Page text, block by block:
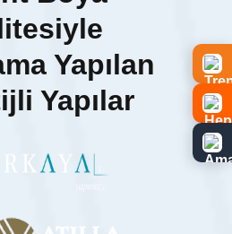
Yapılan
Yapılar